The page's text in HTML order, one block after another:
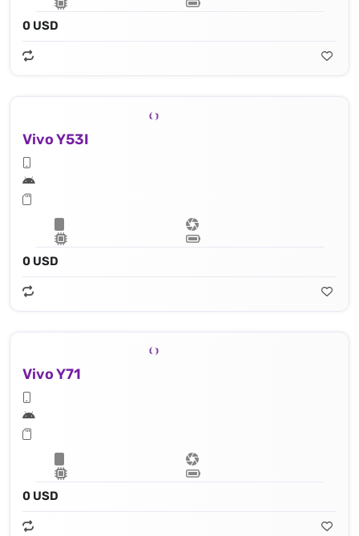
0 USD
Vivo Y53I
0 USD
Vivo Y71
0 USD